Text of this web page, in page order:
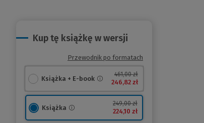
Kup tę książkę w wersji
Przewodnik po formatach
Książka + E-book
461,00 zł
246,82 zł
Książka
249,00 zł
224,10 zł